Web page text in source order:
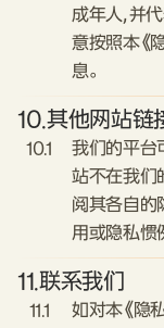
成年人，并
意按照本《
息。
10.其他网站链
10.1
我们的平台
站不在我们
阅其各自的
用或隐私惯
11.联系我们
11.1
如对本《隐